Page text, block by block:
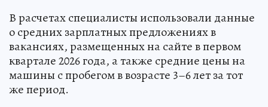
В расчетах специалисты использовали данные
о средних зарплатных предложениях в
вакансиях, размещенных на сайте в первом
квартале 2026 года, а также средние цены на
машины с пробегом в возрасте 3–6 лет за тот
же период.